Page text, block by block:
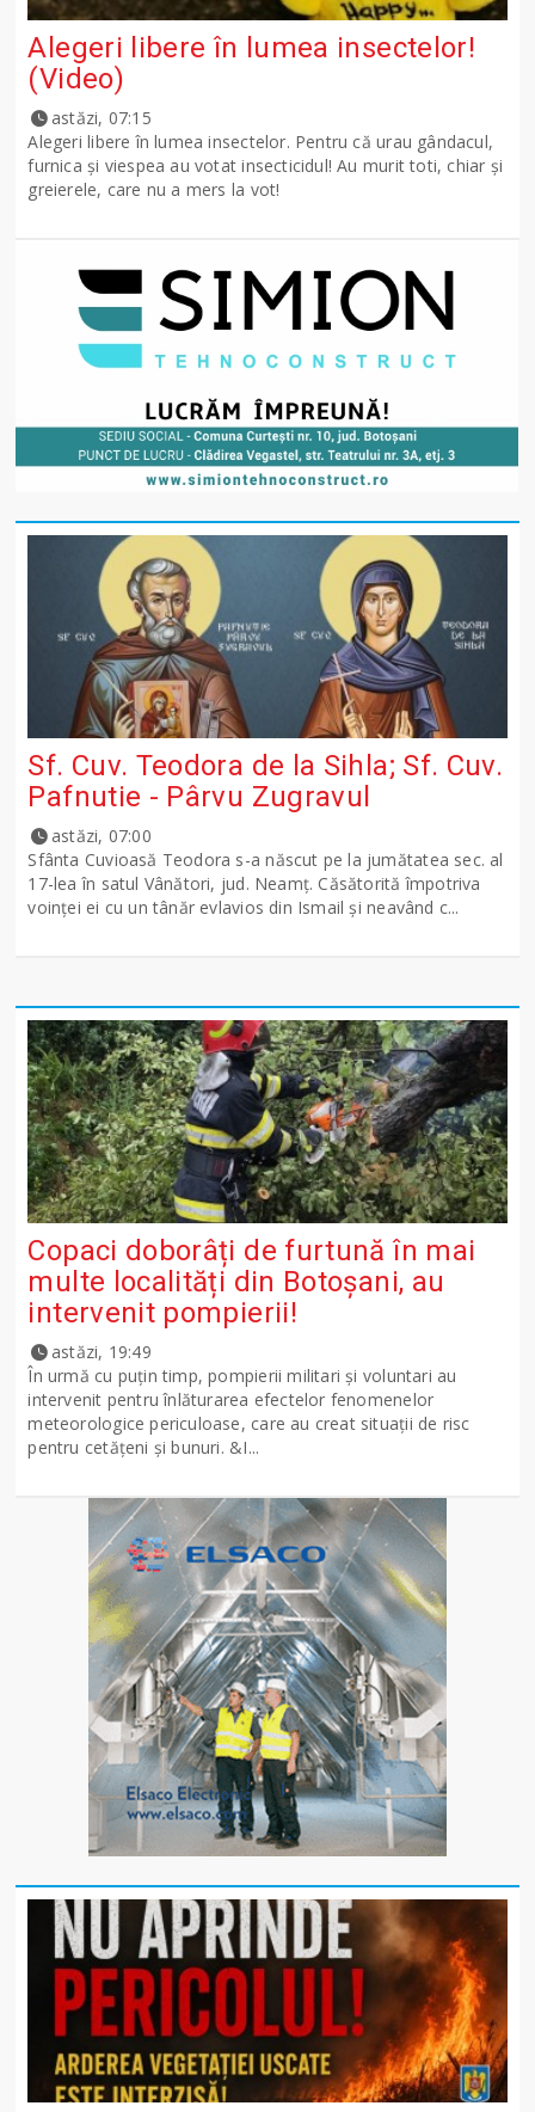
Alegeri libere în lumea insectelor!
(Video)
astăzi, 07:15
Alegeri libere în lumea insectelor. Pentru că urau gândacul,
furnica și viespea au votat insecticidul! Au murit toti, chiar și
greierele, care nu a mers la vot!
Sf. Cuv. Teodora de la Sihla; Sf. Cuv.
Pafnutie - Pârvu Zugravul
astăzi, 07:00
Sfânta Cuvioasă Teodora s-a născut pe la jumătatea sec. al
17-lea în satul Vânători, jud. Neamţ. Căsătorită împotriva
voinţei ei cu un tânăr evlavios din Ismail şi neavând c...
Copaci doborâți de furtună în mai
multe localități din Botoșani, au
intervenit pompierii!
astăzi, 19:49
În urmă cu puțin timp, pompierii militari și voluntari au
intervenit pentru înlăturarea efectelor fenomenelor
meteorologice periculoase, care au creat situații de risc
pentru cetățeni și bunuri. &I...